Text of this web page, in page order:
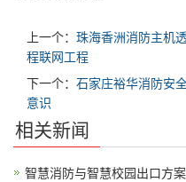
上一个： 珠海香洲消防主机
程联网工程
下一个： 石家庄裕华消防安
意识
相关新闻
智慧消防与智慧校园出口方